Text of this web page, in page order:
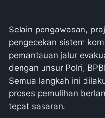
Selain pengawasan,
pengecekan sistem
pemantauan jalur
dengan unsur Polri,
Semua langkah ini
proses pemulihan
tepat sasaran.